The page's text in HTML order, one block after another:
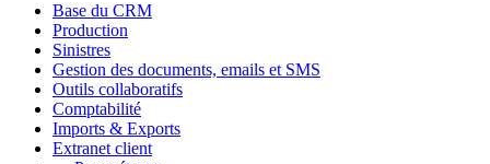
Base du CRM
Production
Sinistres
Gestion des documents, emails et SMS
Outils collaboratifs
Comptabilité
Imports & Exports
Extranet client